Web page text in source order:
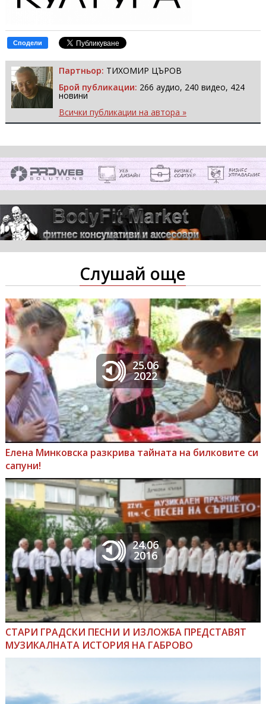
Сподели
Партньор: ТИХОМИР ЦЪРОВ
Брой публикации: 266 аудио, 240 видео, 424
новини
Всички публикации на автора »
Слушай още
25.06
2022
Елена Минковска разкрива тайната на билковите си
сапуни!
24.06
2016
СТАРИ ГРАДСКИ ПЕСНИ И ИЗЛОЖБА ПРЕДСТАВЯТ
МУЗИКАЛНАТА ИСТОРИЯ НА ГАБРОВО